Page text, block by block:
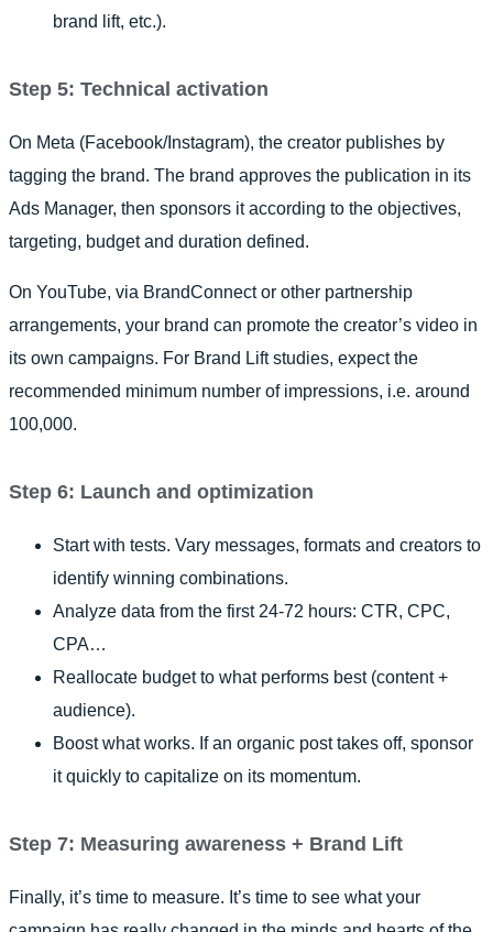
brand lift, etc.).
Step 5: Technical activation
On Meta (Facebook/Instagram), the creator publishes by
tagging the brand. The brand approves the publication in its
Ads Manager, then sponsors it according to the objectives,
targeting, budget and duration defined.
On YouTube, via BrandConnect or other partnership
arrangements, your brand can promote the creator’s video in
its own campaigns. For Brand Lift studies, expect the
recommended minimum number of impressions, i.e. around
100,000.
Step 6: Launch and optimization
Start with tests. Vary messages, formats and creators to
identify winning combinations.
Analyze data from the first 24-72 hours: CTR, CPC,
CPA…
Reallocate budget to what performs best (content +
audience).
Boost what works. If an organic post takes off, sponsor
it quickly to capitalize on its momentum.
Step 7: Measuring awareness + Brand Lift
Finally, it’s time to measure. It’s time to see what your